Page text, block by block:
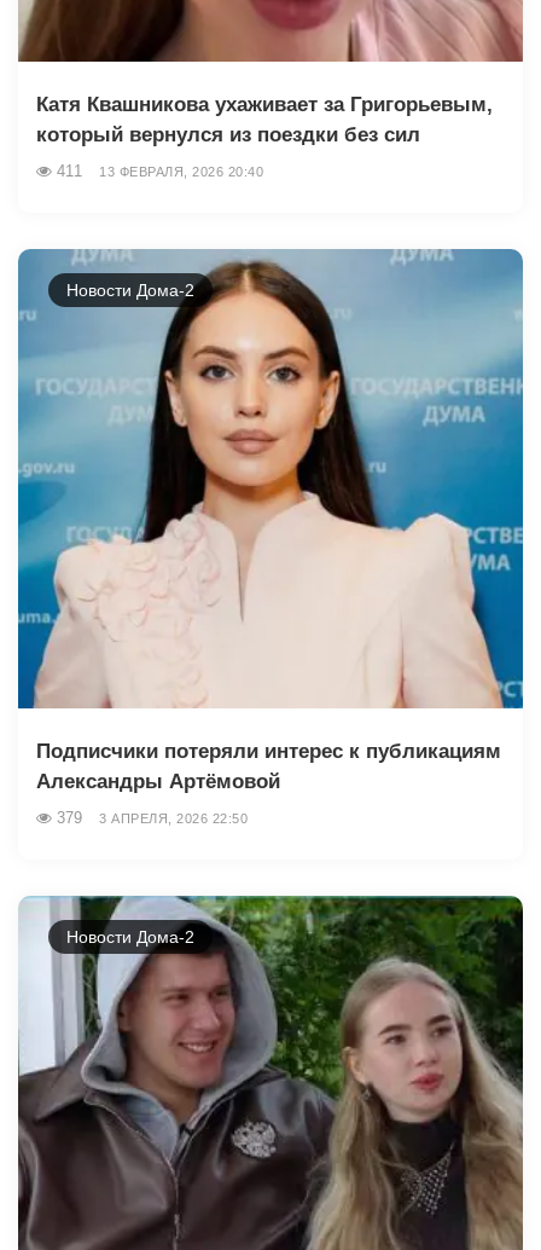
Катя Квашникова ухаживает за Григорьевым,
который вернулся из поездки без сил
411 13 ФЕВРАЛЯ, 2026 20:40
Новости Дома-2
Подписчики потеряли интерес к публикациям
Александры Артёмовой
379 3 АПРЕЛЯ, 2026 22:50
Новости Дома-2